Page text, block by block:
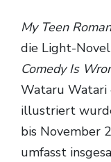
My Teen
die Light-
Comedy Is
Wataru Watari
illustriert
bis November
umfasst